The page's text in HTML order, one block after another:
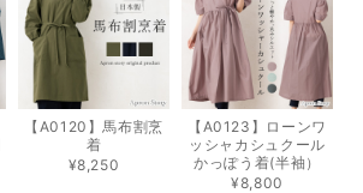
【A0120】馬布割烹
着
¥8,250
【A0123】ローンワ
ッシャカシュクール
かっぽう着(半袖）
¥8,800